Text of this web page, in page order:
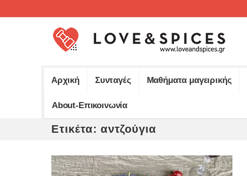
Αρχική Συνταγές Μαθήματα μαγειρικής
About-Επικοινωνία
Ετικέτα: αντζούγια